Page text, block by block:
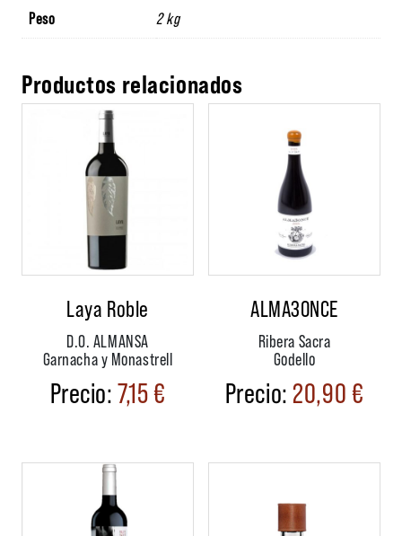
Peso 2 kg
Productos relacionados
Laya Roble
D.O. ALMANSA
Garnacha y Monastrell
7,15€
ALMA3ONCE
Ribera Sacra
Godello
20,90€